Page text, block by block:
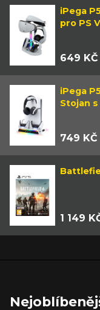
iPega
pro PS
649 KČ
iPega
Stojan
749 KČ
1 149